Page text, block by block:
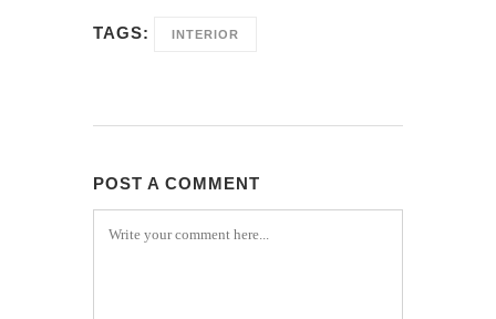
TAGS: INTERIOR
POST A COMMENT